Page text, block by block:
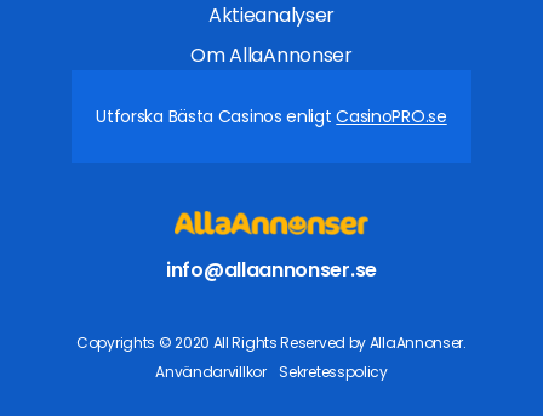
Aktieanalyser
Om AllaAnnonser
Utforska Bästa Casinos enligtCasinoPRO.se
info@allaannonser.se
Copyrights © 2020 All Rights Reserved by AllaAnnonser.
Användarvillkor
Sekretesspolicy